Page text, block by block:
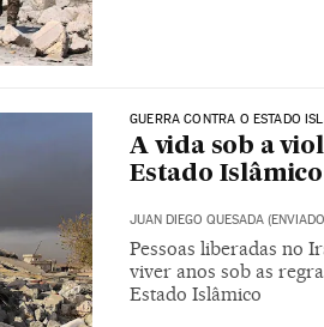
GUERRA CONTRA O ESTADO
A vida sob a
Estado Islâmico
JUAN DIEGO QUESADA
Pessoas liberadas no
viver anos sob as
Estado Islâmico